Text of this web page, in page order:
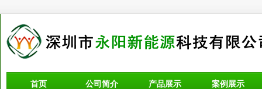
首页 公司简介 产品展示 案例展示